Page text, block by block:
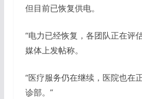
但目前已恢复供电。
“电力已经恢复，各团队正在评
媒体上发帖称。
“医疗服务仍在继续，医院也在
诊部。”